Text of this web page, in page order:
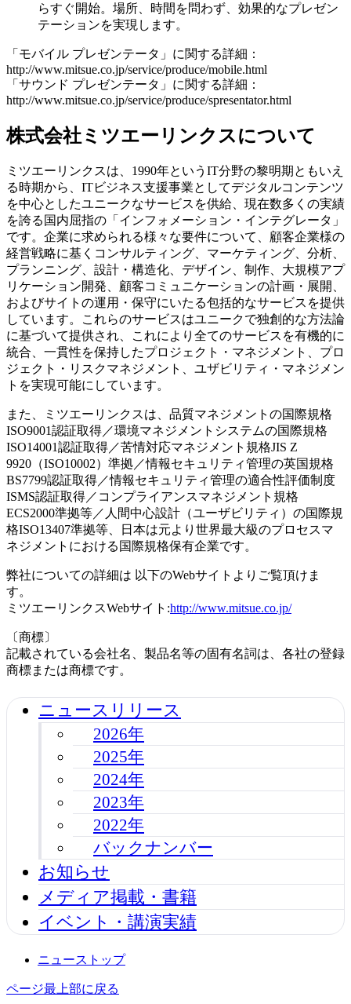
らすぐ開始。場所、時間を問わず、効果的なプレゼン
テーションを実現します。
「モバイル プレゼンテータ」に関する詳細：
http://www.mitsue.co.jp/service/produce/mobile.html
「サウンド プレゼンテータ」に関する詳細：
http://www.mitsue.co.jp/service/produce/spresentator.html
株式会社ミツエーリンクスについて
ミツエーリンクスは、1990年というIT分野の黎明期ともいえ
る時期から、ITビジネス支援事業としてデジタルコンテンツ
を中心としたユニークなサービスを供給、現在数多くの実績
を誇る国内屈指の「インフォメーション・インテグレータ」
です。企業に求められる様々な要件について、顧客企業様の
経営戦略に基くコンサルティング、マーケティング、分析、
プランニング、設計・構造化、デザイン、制作、大規模アプ
リケーション開発、顧客コミュニケーションの計画・展開、
およびサイトの運用・保守にいたる包括的なサービスを提供
しています。これらのサービスはユニークで独創的な方法論
に基づいて提供され、これにより全てのサービスを有機的に
統合、一貫性を保持したプロジェクト・マネジメント、プロ
ジェクト・リスクマネジメント、ユザビリティ・マネジメン
トを実現可能にしています。
また、ミツエーリンクスは、品質マネジメントの国際規格
ISO9001認証取得／環境マネジメントシステムの国際規格
ISO14001認証取得／苦情対応マネジメント規格JIS Z
9920（ISO10002）準拠／情報セキュリティ管理の英国規格
BS7799認証取得／情報セキュリティ管理の適合性評価制度
ISMS認証取得／コンプライアンスマネジメント規格
ECS2000準拠等／人間中心設計（ユーザビリティ）の国際規
格ISO13407準拠等、日本は元より世界最大級のプロセスマ
ネジメントにおける国際規格保有企業です。
弊社についての詳細は 以下のWebサイトよりご覧頂けま
す。
ミツエーリンクスWebサイト:http://www.mitsue.co.jp/
〔商標〕
記載されている会社名、製品名等の固有名詞は、各社の登録
商標または商標です。
ニュースリリース
2026年
2025年
2024年
2023年
2022年
バックナンバー
お知らせ
メディア掲載・書籍
イベント・講演実績
ニューストップ
ページ最上部に戻る